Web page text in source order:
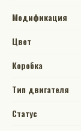
Модификация
Цвет
Коробка
Тип двигателя
Статус